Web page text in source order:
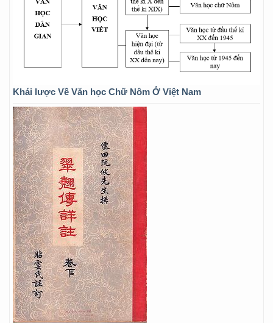
Khái lược Về Văn học Chữ Nôm Ở Việt Nam